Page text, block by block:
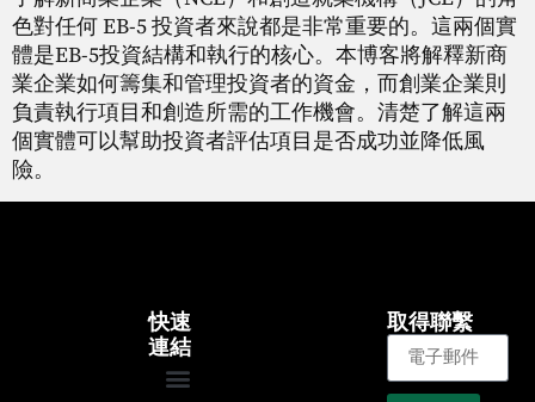
色對任何 EB-5 投資者來說都是非常重要的。這兩個實
體是EB-5投資結構和執行的核心。本博客將解釋新商
業企業如何籌集和管理投資者的資金，而創業企業則
負責執行項目和創造所需的工作機會。清楚了解這兩
個實體可以幫助投資者評估項目是否成功並降低風
險。
快速
連結
取得聯繫